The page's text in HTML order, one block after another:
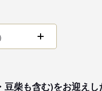
柴も含む)をお迎え